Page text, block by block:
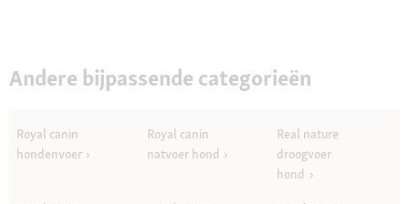
Andere bijpassende categorieën
Royal canin
hondenvoer
Royal canin
natvoer hond
Real nature
droogvoer
hond